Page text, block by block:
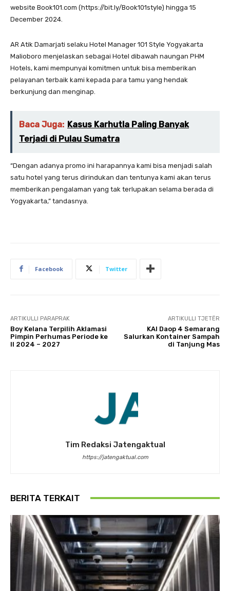
website Book101.com (https://bit.ly/Book101style) hingga 15
December 2024.
AR Atik Damarjati selaku Hotel Manager 1O1 Style Yogyakarta
Malioboro menjelaskan sebagai Hotel dibawah naungan PHM
Hotels, kami mempunyai komitmen untuk bisa memberikan
pelayanan terbaik kami kepada para tamu yang hendak
berkunjung dan menginap.
Baca Juga: Kasus Karhutla Paling Banyak
Terjadi di Pulau Sumatra
“Dengan adanya promo ini harapannya kami bisa menjadi salah
satu hotel yang terus dirindukan dan tentunya kami akan terus
memberikan pengalaman yang tak terlupakan selama berada di
Yogyakarta,” tandasnya.
Facebook Twitter
ARTIKULLI PARAPRAK
Boy Kelana Terpilih Aklamasi
Pimpin Perhumas Periode ke
II 2024 – 2027
ARTIKULLI TJETËR
KAI Daop 4 Semarang
Salurkan Kontainer Sampah
di Tanjung Mas
Tim Redaksi Jatengaktual
https://jatengaktual.com
BERITA TERKAIT